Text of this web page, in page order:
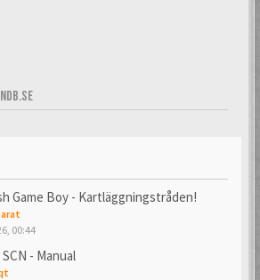
Game Boy - Kartläggningstråden!
00:44
SCN - Manual